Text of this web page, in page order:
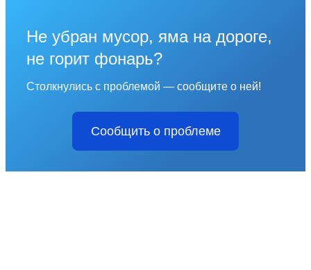
Не убран мусор, яма на дороге,
не горит фонарь?
Столкнулись с проблемой — сообщите о ней!
Сообщить о проблеме